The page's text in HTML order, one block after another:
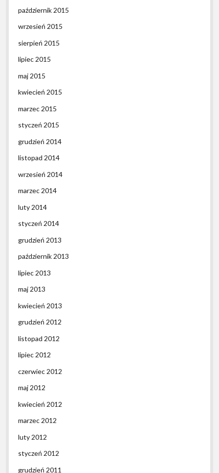
październik 2015
wrzesień 2015
sierpień 2015
lipiec 2015
maj 2015
kwiecień 2015
marzec 2015
styczeń 2015
grudzień 2014
listopad 2014
wrzesień 2014
marzec 2014
luty 2014
styczeń 2014
grudzień 2013
październik 2013
lipiec 2013
maj 2013
kwiecień 2013
grudzień 2012
listopad 2012
lipiec 2012
czerwiec 2012
maj 2012
kwiecień 2012
marzec 2012
luty 2012
styczeń 2012
grudzień 2011